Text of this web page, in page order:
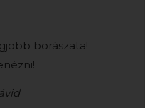
borászata!